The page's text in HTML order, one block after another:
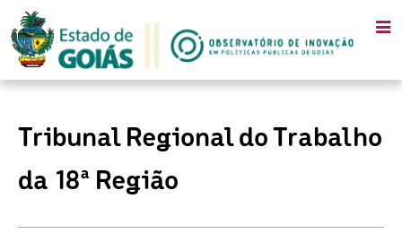
Tribunal Regional do Trabalho
da 18ª Região